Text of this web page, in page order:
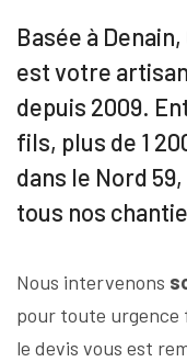
Basée à Denain,
est votre
depuis 2009.
fils, plus de 1
dans le Nord
tous nos
Nous intervenons
pour toute urgence
le devis vous est